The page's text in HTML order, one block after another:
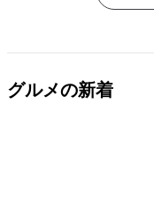
グルメの新着